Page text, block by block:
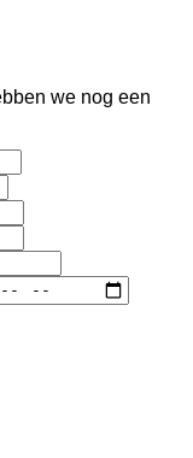
we nog een